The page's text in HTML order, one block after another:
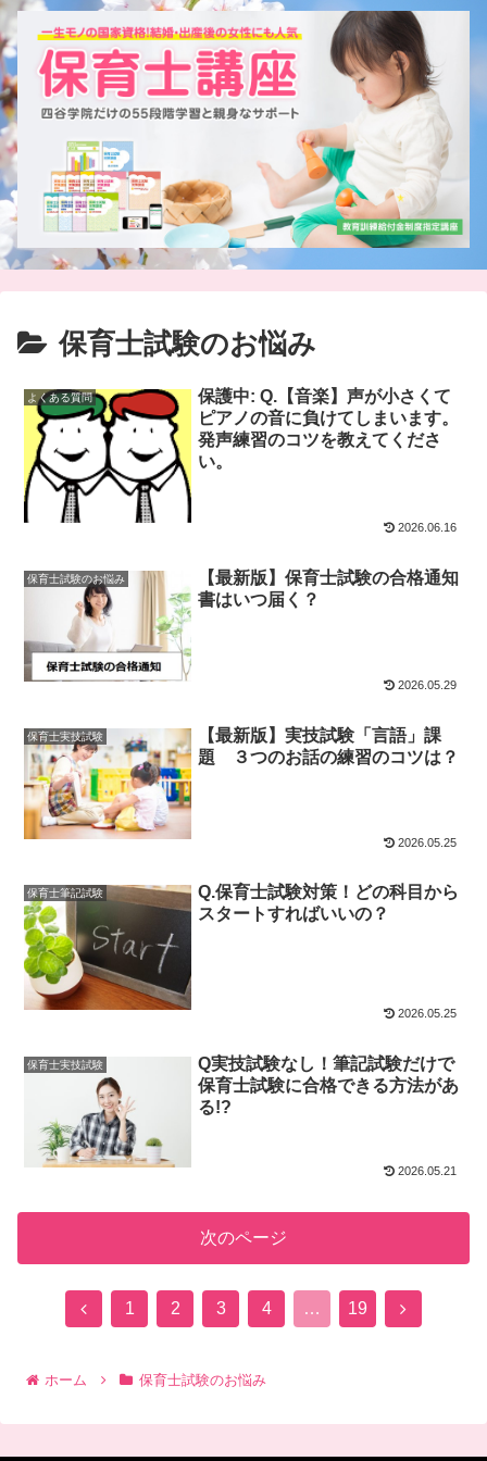
保育士試験のお悩み
よくある質問
保護中: Q.【音楽】声が小さくて
ピアノの音に負けてしまいます。
発声練習のコツを教えてくださ
い。
2026.06.16
保育士試験のお悩み
【最新版】保育士試験の合格通知
書はいつ届く？
2026.05.29
保育士実技試験
【最新版】実技試験「言語」課
題 ３つのお話の練習のコツは？
2026.05.25
保育士筆記試験
Q.保育士試験対策！どの科目から
スタートすればいいの？
2026.05.25
保育士実技試験
Q実技試験なし！筆記試験だけで
保育士試験に合格できる方法があ
る!?
2026.05.21
次のページ
前
1 2 3 4 … 19
次
ホーム 保育士試験のお悩み